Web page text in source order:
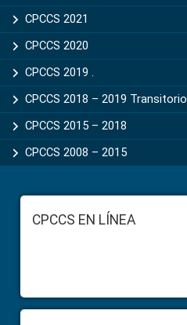
CPCCS 2021
CPCCS 2020
CPCCS 2019 .
CPCCS 2018 – 2019 Transitorio
CPCCS 2015 – 2018
CPCCS 2008 – 2015
FooterCPCCS EN LÍNEA